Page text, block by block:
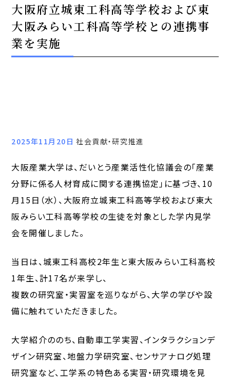
大阪府立城東工科高等学校および東
大阪みらい工科高等学校との連携事
業を実施
2025年11月20日社会貢献・研究推進
大阪産業大学は、だいとう産業活性化協議会の「産業
分野に係る人材育成に関する連携協定」に基づき、10
月15日（水）、大阪府立城東工科高等学校および東大
阪みらい工科高等学校の生徒を対象とした学内見学
会を開催しました。
当日は、城東工科高校2年生と東大阪みらい工科高校
1年生、計17名が来学し、
複数の研究室・実習室を巡りながら、大学の学びや設
備に触れていただきました。
大学紹介ののち、自動車工学実習、インタラクションデ
ザイン研究室、地盤力学研究室、センサアナログ処理
研究室など、工学系の特色ある実習・研究環境を見